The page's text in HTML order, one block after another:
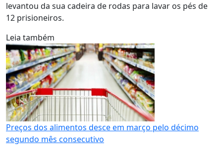
levantou da sua cadeira de rodas para lavar os pés de
12 prisioneiros.
Leia também
Preços dos alimentos desce em março pelo décimo
segundo mês consecutivo